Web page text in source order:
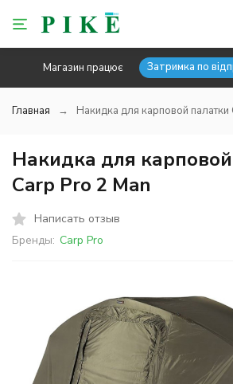
Магазин працює Затримка по
Главная Накидка для карповой палатки
Накидка для
Carp Pro 2 Man
Написать отзыв
Бренды: Carp Pro